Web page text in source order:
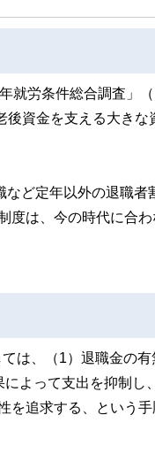
就労条件総合調査」
資金を支える大きな
ど定年以外の退職者
度は、今の時代に合わ
は、（1）退職金の有
よって支出を抑制し
を追求する、という手